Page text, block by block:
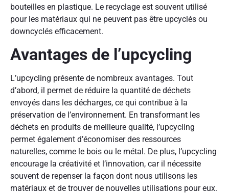
bouteilles en plastique. Le recyclage est souvent utilisé
pour les matériaux qui ne peuvent pas être upcyclés ou
downcyclés efficacement.
Avantages de l’upcycling
L’upcycling présente de nombreux avantages. Tout
d’abord, il permet de réduire la quantité de déchets
envoyés dans les décharges, ce qui contribue à la
préservation de l’environnement. En transformant les
déchets en produits de meilleure qualité, l’upcycling
permet également d’économiser des ressources
naturelles, comme le bois ou le métal. De plus, l’upcycling
encourage la créativité et l’innovation, car il nécessite
souvent de repenser la façon dont nous utilisons les
matériaux et de trouver de nouvelles utilisations pour eux.